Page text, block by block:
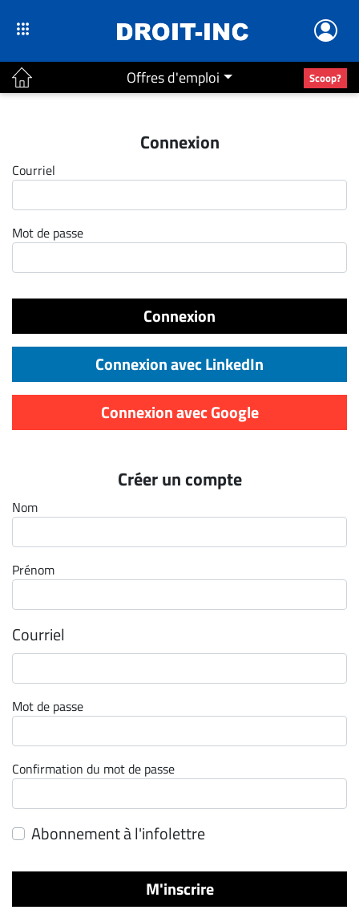
Offres d'emploi Scoop?
En
Nominations
Bureaux
Conseillers
Carrière
CARRIÈRE
ET
ET
JURISTES
Offres
Formation
Continue
Métiers
Scoop?
CABINETS
Espace
entreprises
Page
Publier
emploi
Connexion
Courriel
Mot de passe
Connexion
Connexion avec LinkedIn
Connexion avec Google
Créer un compte
Nom
Prénom
Courriel
Mot de passe
Confirmation du mot de passe
Abonnement à l'infolettre
M'inscrire